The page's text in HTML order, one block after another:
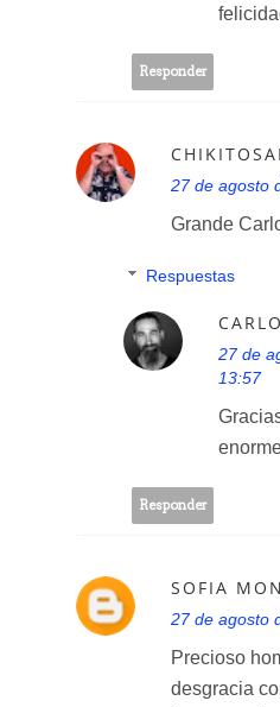
Responder
27 de agosto
Grande
Respuestas
27 de
13:57
Responder
SOFIA
27 de agosto
Precioso
desgracia